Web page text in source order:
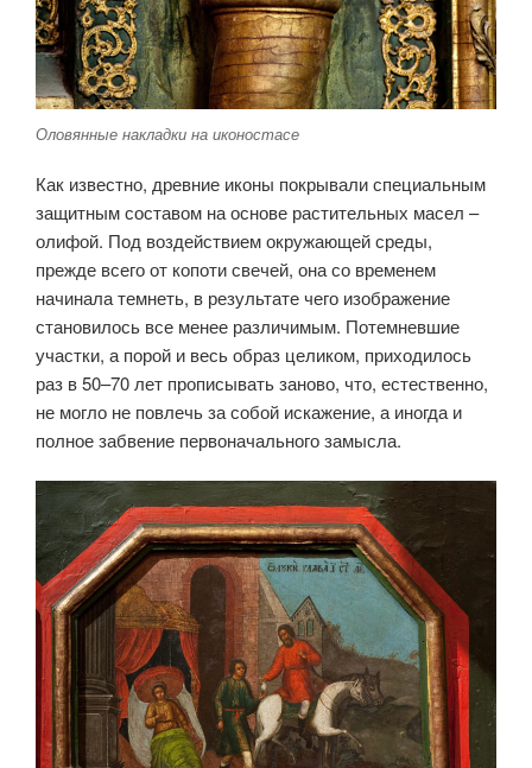
Оловянные накладки на иконостасе
Как известно, древние иконы покрывали специальным
защитным составом на основе растительных масел –
олифой. Под воздействием окружающей среды,
прежде всего от копоти свечей, она со временем
начинала темнеть, в результате чего изображение
становилось все менее различимым. Потемневшие
участки, а порой и весь образ целиком, приходилось
раз в 50–70 лет прописывать заново, что, естественно,
не могло не повлечь за собой искажение, а иногда и
полное забвение первоначального замысла.